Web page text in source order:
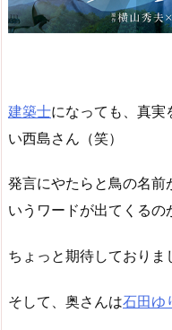
建築士になっても、真実
い西島さん（笑）
発言にやたらと鳥の名前
いうワードが出てくるの
ちょっと期待しておりま
そして、奥さんは石田ゆ